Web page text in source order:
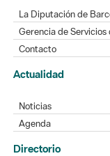
La Diputación de
Gerencia de
Contacto
Actualidad
Noticias
Agenda
Directorio